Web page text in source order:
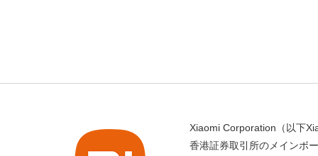
Xiaomi Corporation（以下
香港証券取引所のメインボ